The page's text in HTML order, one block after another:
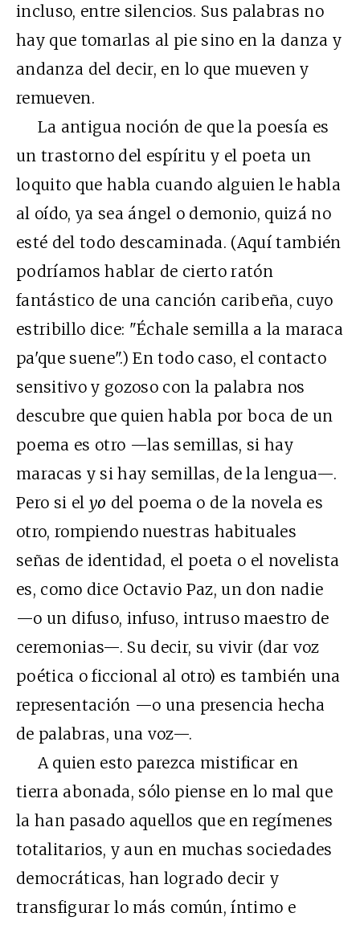
incluso, entre silencios. Sus palabras no
hay que tomarlas al pie sino en la danza y
andanza del decir, en lo que mueven y
remueven.
La antigua noción de que la poesía es
un trastorno del espíritu y el poeta un
loquito que habla cuando alguien le habla
al oído, ya sea ángel o demonio, quizá no
esté del todo descaminada. (Aquí también
podríamos hablar de cierto ratón
fantástico de una canción caribeña, cuyo
estribillo dice: "Échale semilla a la maraca
pa'que suene".) En todo caso, el contacto
sensitivo y gozoso con la palabra nos
descubre que quien habla por boca de un
poema es otro —las semillas, si hay
maracas y si hay semillas, de la lengua—.
Pero si el yo del poema o de la novela es
otro, rompiendo nuestras habituales
señas de identidad, el poeta o el novelista
es, como dice Octavio Paz, un don nadie
—o un difuso, infuso, intruso maestro de
ceremonias—. Su decir, su vivir (dar voz
poética o ficcional al otro) es también una
representación —o una presencia hecha
de palabras, una voz—.
A quien esto parezca mistificar en
tierra abonada, sólo piense en lo mal que
la han pasado aquellos que en regímenes
totalitarios, y aun en muchas sociedades
democráticas, han logrado decir y
transfigurar lo más común, íntimo e